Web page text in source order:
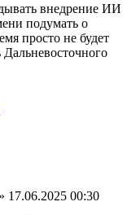
внедрение ИИ
подумать о
просто не будет
17.06.2025 00:30